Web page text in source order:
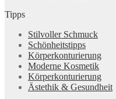
Tipps
Stilvoller Schmuck
Schönheitstipps
Körperkonturierung
Moderne Kosmetik
Körperkonturierung
Ästethik & Gesundheit